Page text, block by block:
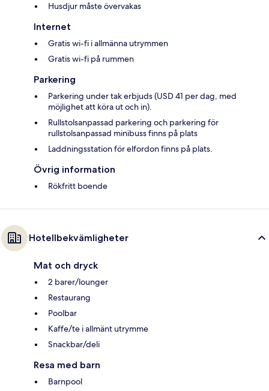
Husdjur måste övervakas
Internet
Gratis wi-fi i allmänna utrymmen
Gratis wi-fi på rummen
Parkering
Parkering under tak erbjuds (USD 41 per dag, med
möjlighet att köra ut och in).
Rullstolsanpassad parkering och parkering för
rullstolsanpassad minibuss finns på plats
Laddningsstation för elfordon finns på plats.
Övrig information
Rökfritt boende
Hotellbekvämligheter
Mat och dryck
2 barer/lounger
Restaurang
Poolbar
Kaffe/te i allmänt utrymme
Snackbar/deli
Resa med barn
Barnpool